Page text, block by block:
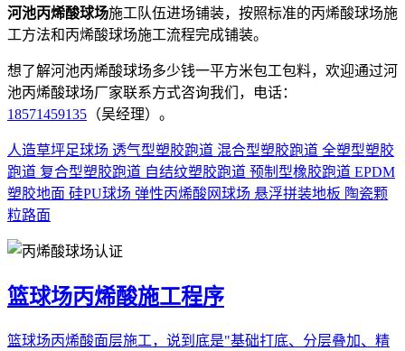
河池丙烯酸球场施工队伍进场铺装，按照标准的丙烯酸球场施
工方法和丙烯酸球场施工流程完成铺装。
想了解河池丙烯酸球场多少钱一平方米包工包料，欢迎通过河
池丙烯酸球场厂家联系方式咨询我们，电话：
18571459135 （吴经理）。
人造草坪足球场 透气型塑胶跑道 混合型塑胶跑道 全塑型塑胶
跑道 复合型塑胶跑道 自结纹塑胶跑道 预制型橡胶跑道 EPDM
塑胶地面 硅PU球场 弹性丙烯酸网球场 悬浮拼装地板 陶瓷颗
粒路面
篮球场丙烯酸施工程序
篮球场丙烯酸面层施工，说到底是"基础打底、分层叠加、精